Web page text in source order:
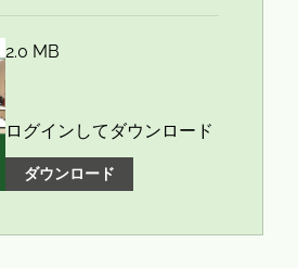
2.0 MB
ログインしてダウンロード
ダウンロード